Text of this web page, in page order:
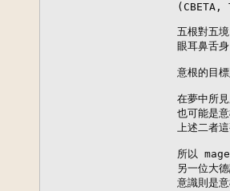
五根對五
眼耳鼻舌
意根的目
在夢中所
也可能是
上述二者
所以
另一位大
意識則是